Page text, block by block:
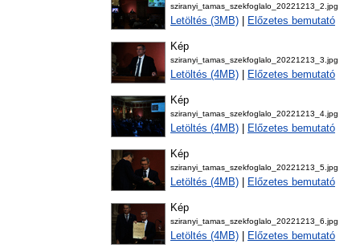
sziranyi_tamas_szekfoglalo_20221213_2.jpg
Letöltés (3MB) Előzetes bemutató
Kép
sziranyi_tamas_szekfoglalo_20221213_3.jpg
Letöltés (4MB) Előzetes bemutató
Kép
sziranyi_tamas_szekfoglalo_20221213_4.jpg
Letöltés (4MB) Előzetes bemutató
Kép
sziranyi_tamas_szekfoglalo_20221213_5.jpg
Letöltés (4MB) Előzetes bemutató
Kép
sziranyi_tamas_szekfoglalo_20221213_6.jpg
Letöltés (4MB) Előzetes bemutató